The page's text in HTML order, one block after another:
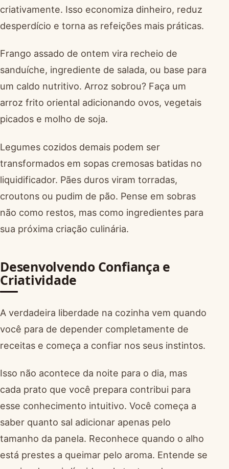
criativamente. Isso economiza dinheiro, reduz
desperdício e torna as refeições mais práticas.
Frango assado de ontem vira recheio de
sanduíche, ingrediente de salada, ou base para
um caldo nutritivo. Arroz sobrou? Faça um
arroz frito oriental adicionando ovos, vegetais
picados e molho de soja.
Legumes cozidos demais podem ser
transformados em sopas cremosas batidas no
liquidificador. Pães duros viram torradas,
croutons ou pudim de pão. Pense em sobras
não como restos, mas como ingredientes para
sua próxima criação culinária.
Desenvolvendo Confiança e
Criatividade
A verdadeira liberdade na cozinha vem quando
você para de depender completamente de
receitas e começa a confiar nos seus instintos.
Isso não acontece da noite para o dia, mas
cada prato que você prepara contribui para
esse conhecimento intuitivo. Você começa a
saber quanto sal adicionar apenas pelo
tamanho da panela. Reconhece quando o alho
está prestes a queimar pelo aroma. Entende se